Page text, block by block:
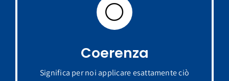
Coerenza
Significa per noi applicare esattamente ciò